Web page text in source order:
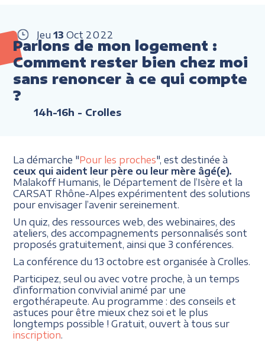
Jeu 13 Oct 2022
Parlons de mon logement :
Comment rester bien chez moi
sans renoncer à ce qui compte
?
14h-16h - Crolles
La démarche "Pour les proches", est destinée à
ceux qui aident leur père ou leur mère âgé(e).
Malakoff Humanis, le Département de l’Isère et la
CARSAT Rhône-Alpes expérimentent des solutions
pour envisager l’avenir sereinement.
Un quiz, des ressources web, des webinaires, des
ateliers, des accompagnements personnalisés sont
proposés gratuitement, ainsi que 3 conférences.
La conférence du 13 octobre est organisée à Crolles.
Participez, seul ou avec votre proche, à un temps
d’information convivial animé par une
ergothérapeute. Au programme : des conseils et
astuces pour être mieux chez soi et le plus
longtemps possible ! Gratuit, ouvert à tous sur
inscription